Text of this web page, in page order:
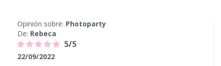
Opinión sobre: Photoparty
De: Rebeca
5/5
22/09/2022